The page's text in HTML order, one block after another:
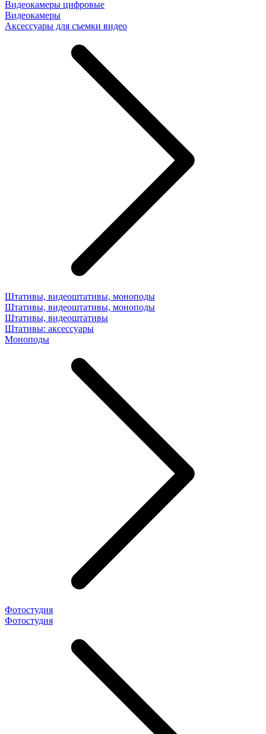
Видеокамеры цифровые
Видеокамеры
Аксессуары для съемки видео
Штативы, видеоштативы, моноподы
Штативы, видеоштативы, моноподы
Штативы, видеоштативы
Штативы: аксессуары
Моноподы
Фотостудия
Фотостудия